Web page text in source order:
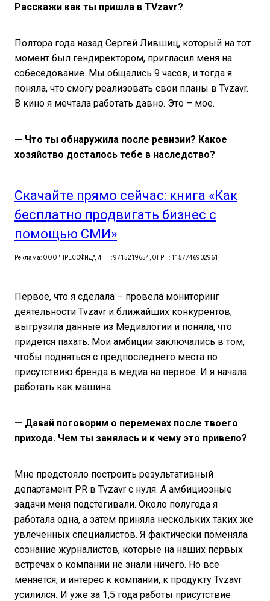
Расскажи как ты пришла в TVzavr?
Полтора года назад Сергей Лившиц, который на тот
момент был гендиректором, пригласил меня на
собеседование. Мы общались 9 часов, и тогда я
поняла, что смогу реализовать свои планы в Tvzavr.
В кино я мечтала работать давно. Это – мое.
— Что ты обнаружила после ревизии? Какое
хозяйство досталось тебе в наследство?
Скачайте прямо сейчас: книга «Как
бесплатно продвигать бизнес с
помощью СМИ»
Реклама: ООО "ПРЕССФИД", ИНН: 9715219654, ОГРН: 1157746902961
Первое, что я сделала – провела мониторинг
деятельности Tvzavr и ближайших конкурентов,
выгрузила данные из Медиалогии и поняла, что
придется пахать. Мои амбиции заключались в том,
чтобы подняться с предпоследнего места по
присутствию бренда в медиа на первое. И я начала
работать как машина.
— Давай поговорим о переменах после твоего
прихода. Чем ты занялась и к чему это привело?
Мне предстояло построить результативный
департамент PR в Tvzavr c нуля. А амбициозные
задачи меня подстегивали. Около полугода я
работала одна, а затем приняла нескольких таких же
увлеченных специалистов. Я фактически поменяла
сознание журналистов, которые на наших первых
встречах о компании не знали ничего. Но все
меняется, и интерес к компании, к продукту Tvzavr
усилился. И уже за 1,5 года работы присутствие